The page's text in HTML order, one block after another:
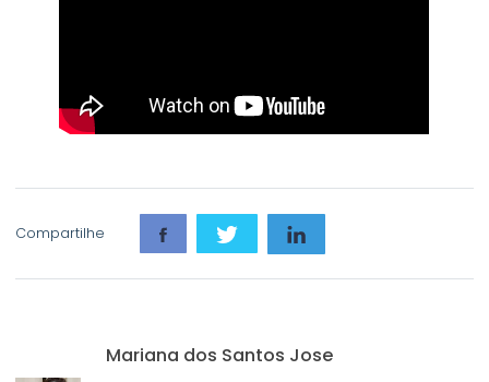
Compartilhe
Mariana dos Santos Jose